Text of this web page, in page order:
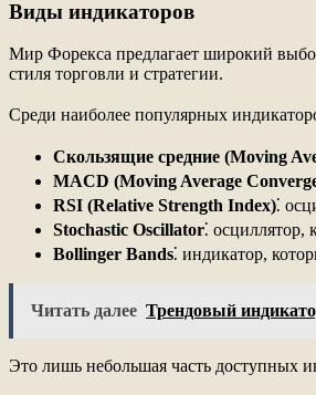
Виды индикаторов
Мир Форекса предлагает широкий
стиля торговли и стратегии.
Среди наиболее популярных
Скользящие средние (Moving
MACD (Moving Average
RSI (Relative Strength Index)⁚
Stochastic Oscillator⁚
Bollinger Bands⁚ индикатор,
Читать далее Трендовый
Это лишь небольшая часть доступных